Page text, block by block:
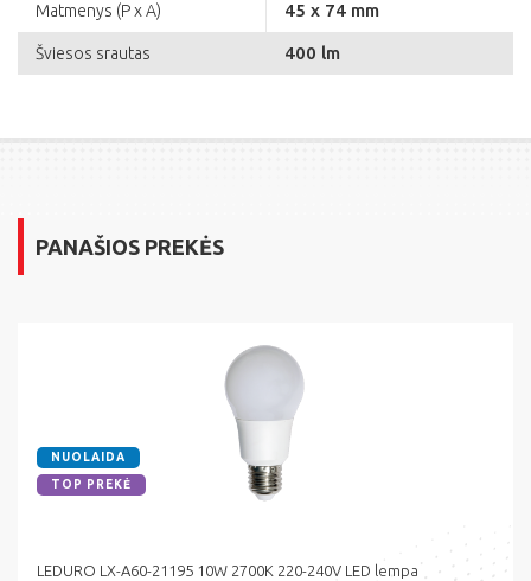
Matmenys (P x A) 45 x 74 mm
Šviesos srautas 400 lm
PANAŠIOS PREKĖS
NUOLAIDA
TOP PREKĖ
LEDURO LX-A60-21195 10W 2700K 220-240V LED lempa